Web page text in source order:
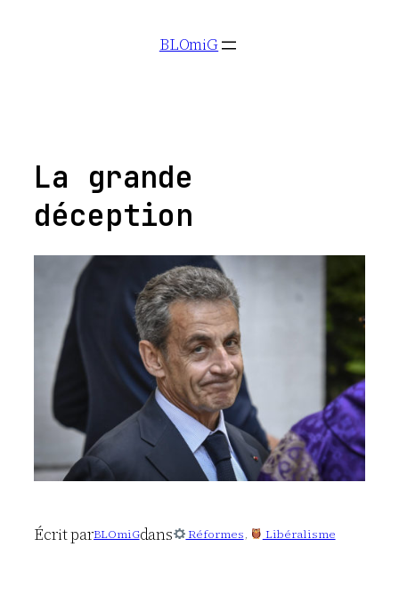
BLOmiG
La grande
déception
Écrit parBLOmiGdans Réformes, Libéralisme